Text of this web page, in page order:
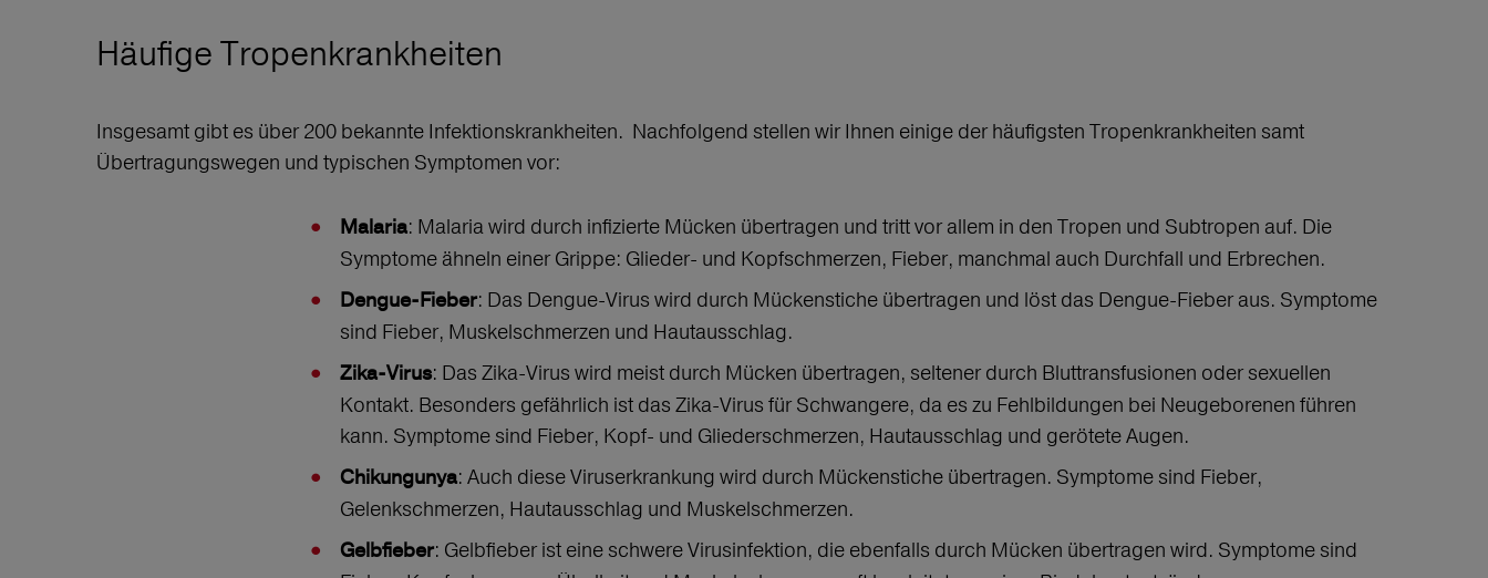
Häufige Tropenkrankheiten
Insgesamt gibt es über 200 bekannte Infektionskrankheiten. Nachfolgend stellen wir Ihnen einige der häufigsten Tropenkrankheiten samt
Übertragungswegen und typischen Symptomen vor:
Malaria: Malaria wird durch infizierte Mücken übertragen und tritt vor allem in den Tropen und Subtropen auf. Die
Symptome ähneln einer Grippe: Glieder- und Kopfschmerzen, Fieber, manchmal auch Durchfall und Erbrechen.
Dengue-Fieber: Das Dengue-Virus wird durch Mückenstiche übertragen und löst das Dengue-Fieber aus. Symptome
sind Fieber, Muskelschmerzen und Hautausschlag.
Zika-Virus: Das Zika-Virus wird meist durch Mücken übertragen, seltener durch Bluttransfusionen oder sexuellen
Kontakt. Besonders gefährlich ist das Zika-Virus für Schwangere, da es zu Fehlbildungen bei Neugeborenen führen
kann. Symptome sind Fieber, Kopf- und Gliederschmerzen, Hautausschlag und gerötete Augen.
Chikungunya: Auch diese Viruserkrankung wird durch Mückenstiche übertragen. Symptome sind Fieber,
Gelenkschmerzen, Hautausschlag und Muskelschmerzen.
Gelbfieber: Gelbfieber ist eine schwere Virusinfektion, die ebenfalls durch Mücken übertragen wird. Symptome sind